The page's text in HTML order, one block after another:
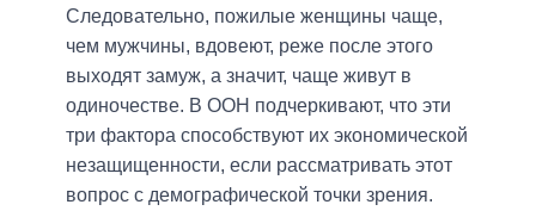
Следовательно, пожилые женщины чаще,
чем мужчины, вдовеют, реже после этого
выходят замуж, а значит, чаще живут в
одиночестве. В ООН подчеркивают, что эти
три фактора способствуют их экономической
незащищенности, если рассматривать этот
вопрос с демографической точки зрения.